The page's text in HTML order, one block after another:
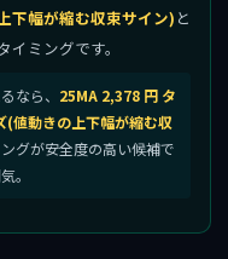
下幅が縮む収束サイン) と
ミングです。
なら、 25MA 2,378 円 タ
(値動きの上下幅が縮む収
グが安全度の高い候補で
。